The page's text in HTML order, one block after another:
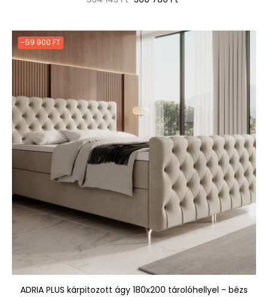
-59 900 FT
ADRIA PLUS kárpitozott ágy 180x200 tárolóhellyel - bézs